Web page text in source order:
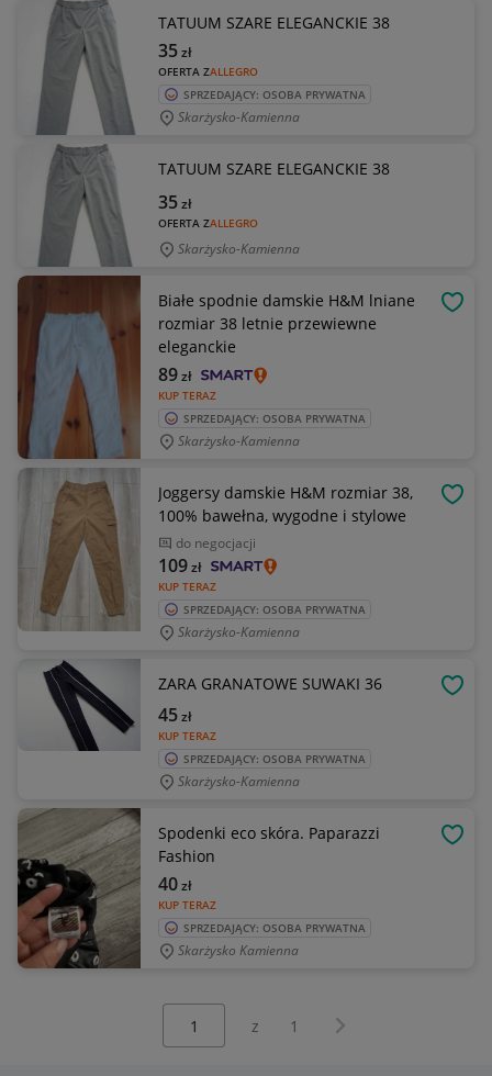
TATUUM SZARE ELEGANCKIE 38
OFERTA ZALLEGRO
35zł
SPRZEDAJĄCY: OSOBA PRYWATNA
Skarżysko-Kamienna
TATUUM SZARE ELEGANCKIE 38
OFERTA ZALLEGRO
35zł
Skarżysko-Kamienna
Białe spodnie damskie H&M lniane
rozmiar 38 letnie przewiewne
eleganckie
KUP TERAZ
89zł
SPRZEDAJĄCY: OSOBA PRYWATNA
Skarżysko-Kamienna
Joggersy damskie H&M rozmiar 38,
100% bawełna, wygodne i stylowe
do negocjacji
KUP TERAZ
109zł
SPRZEDAJĄCY: OSOBA PRYWATNA
Skarżysko-Kamienna
ZARA GRANATOWE SUWAKI 36
KUP TERAZ
45zł
SPRZEDAJĄCY: OSOBA PRYWATNA
Skarżysko-Kamienna
Spodenki eco skóra. Paparazzi
Fashion
KUP TERAZ
40zł
SPRZEDAJĄCY: OSOBA PRYWATNA
Skarżysko Kamienna
z 1 Następna strona